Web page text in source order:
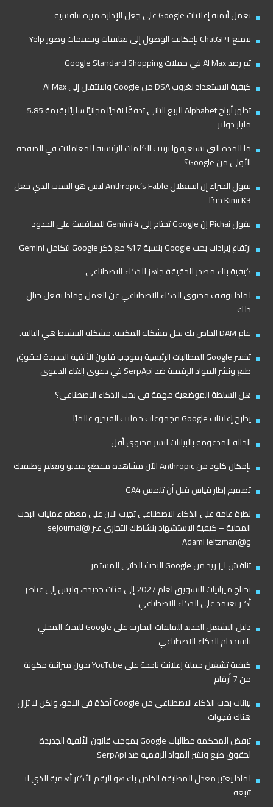
تعمل أتمتة إعلانات Google على جعل الإدارة ميزة تنافسية
يتمتع ChatGPT بإمكانية الوصول إلى تعليقات وتقييمات وصور Yelp
تم رصد AI Max في حملات Google Standard Shopping
كيفية الاستعداد لغروب DSA من Google والانتقال إلى AI Max
تظهر أرباح Alphabet للربع الثاني تدفقًا نقديًا مجانيًا سلبيًا بقيمة 5.85
مليار دولار
ما المدة التي يستغرقها ترتيب الكلمات الرئيسية للمعاملات في الصفحة
الأولى من Google؟
يقول الخبراء إن استغلال Anthropic’s Fable ليس هو السبب الذي جعل
Kimi K3 جيدًا
يقول Pichai إن Google تحتاج إلى Gemini 4 للمنافسة على الحدود
ارتفاع إيرادات بحث Google بنسبة 17% مع ذكر Google لتكامل Gemini
كيفية بناء مصدر للحقيقة جاهز للذكاء الاصطناعي
لماذا توقف محتوى الذكاء الاصطناعي عن العمل وماذا تفعل حيال
ذلك
قام DAM الخاص بك بحل مشكلة المكتبة. مشكلة التنشيط هي التالية.
تخسر Google المطالبات الرئيسية بموجب قانون الألفية الجديدة لحقوق
طبع ونشر المواد الرقمية ضد SerpApi في دعوى إلغاء الدعوى
هل السلطة الموضعية مهمة في بحث الذكاء الاصطناعي؟
يطرح إعلانات Google مجموعات حملات الفيديو عالميًا
الحالة المدعومة بالبيانات لنشر محتوى أقل
بإمكان كلود من Anthropic الآن مشاهدة مقطع فيديو وتعلم وظيفتك
تصميم إطار قياس قبل أن تلمس GA4
نظرة عامة على الذكاء الاصطناعي تجيب الآن على معظم عمليات البحث
المحلية – كيفية الاستشهاد بنشاطك التجاري عبر @sejournal
و@AdamHeitzman
تناقش ليز ريد من Google البحث الذاتي المستمر
تحتاج ميزانيات التسويق لعام 2027 إلى فئات جديدة، وليس إلى عناصر
أكبر تعتمد على الذكاء الاصطناعي
دليل التشغيل الجديد للملفات التجارية على Google للبحث المحلي
باستخدام الذكاء الاصطناعي
كيفية تشغيل حملة إعلانية ناجحة على YouTube بدون ميزانية مكونة
من 7 أرقام
بيانات بحث الذكاء الاصطناعي من Google آخذة في النمو، ولكن لا تزال
هناك فجوات
ترفض المحكمة مطالبات Google بموجب قانون الألفية الجديدة
لحقوق طبع ونشر المواد الرقمية ضد SerpApi
لماذا يعتبر معدل المطابقة الخاص بك هو الرقم الأكثر أهمية الذي لا
تتبعه